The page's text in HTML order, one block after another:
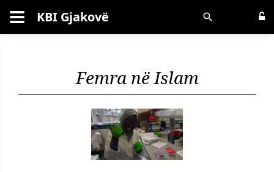
Kërko KBI Gjakovë
Femra në Islam